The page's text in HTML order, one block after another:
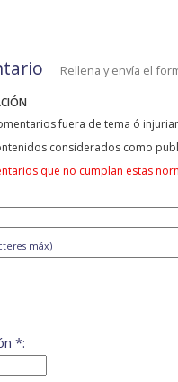
Rellena y envía el
fuera de tema ó
considerados como
que no cumplan estas
máx)
*: